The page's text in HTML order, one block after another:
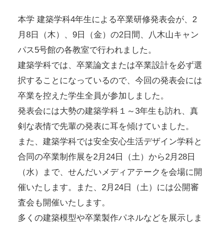
本学 建築学科4年生による卒業研修発表会が、2
月8日（木）、9日（金）の2日間、八木山キャン
パス5号館の各教室で行われました。
建築学科では、卒業論文または卒業設計を必ず選
択することになっているので、今回の発表会には
卒業を控えた学生全員が参加しました。
発表会には大勢の建築学科１～3年生も訪れ、真
剣な表情で先輩の発表に耳を傾けていました。
また、建築学科では安全安心生活デザイン学科と
合同の卒業制作展を2月24日（土）から2月28日
（水）まで、せんだいメディアテークを会場に開
催いたします。また、2月24日（土）には公開審
査会も開催いたします。
多くの建築模型や卒業製作パネルなどを展示しま